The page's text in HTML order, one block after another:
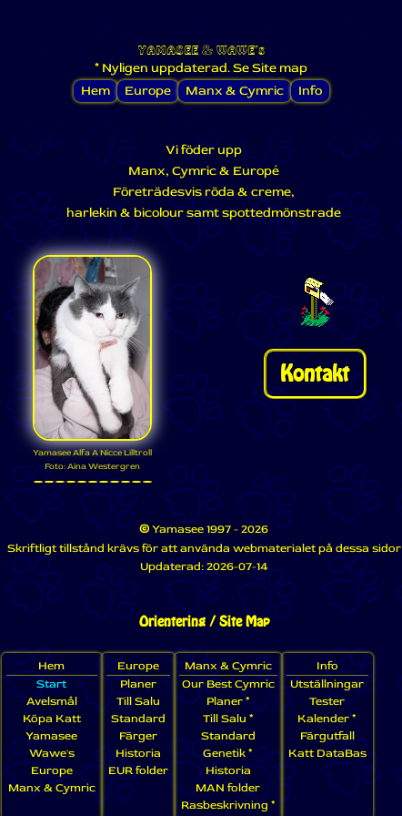
YAMASEE &WAWE's
* Nyligen uppdaterad. Se Site map
Hem
Europe Manx & Cymric Info
Vi föder upp
Manx, Cymric & Europé
Företrädesvis röda & creme,
harlekin & bicolour samt spottedmönstrade
Kontakt
Yamasee Alfa A Nicce Lilltroll
Foto: Aina Westergren
©Yamasee 1997 - 2026
Skriftligt tillstånd krävs för att använda webmaterialet på dessa sidor
Updaterad:2026-07-14
Orientering / Site Map
Hem
Start
Avelsmål
Köpa Katt
Yamasee
Wawe's
Europe
Manx & Cymric
Europe
Planer
Till Salu
Standard
Färger
Historia
EUR folder
Manx & Cymric
Our Best Cymric
Planer *
Till Salu *
Standard
Genetik *
Historia
MAN folder
Rasbeskrivning *
Info
Utställningar
Tester
Kalender *
Färgutfall
Katt DataBas